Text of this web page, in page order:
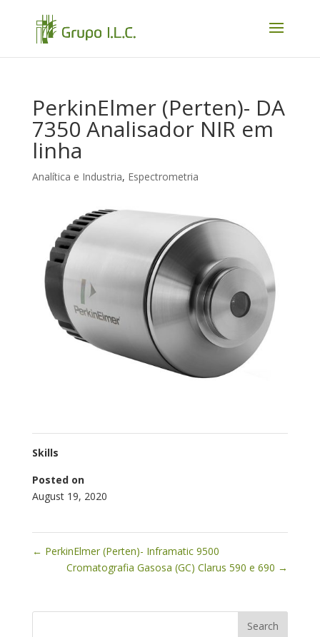
PerkinElmer (Perten)- DA
7350 Analisador NIR em
linha
Analítica e Industria, Espectrometria
Skills
Posted on
August 19, 2020
← PerkinElmer (Perten)- Inframatic 9500
Cromatografia Gasosa (GC) Clarus 590 e 690 →